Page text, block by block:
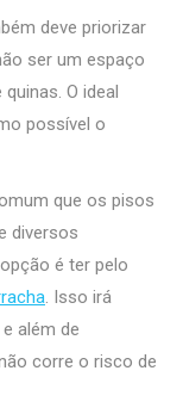
deve priorizar
ser um espaço
O ideal
possível o
que os pisos
diversos
é ter pelo
. Isso irá
além de
corre o risco de